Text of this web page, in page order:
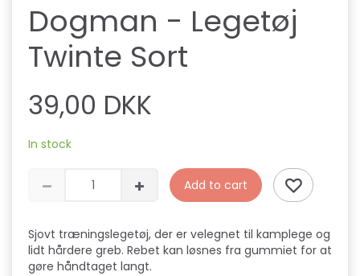
Dogman - Legetøj
Twinte Sort
39,00 DKK
In stock
Add to cart
Sjovt træningslegetøj, der er velegnet til kamplege og
lidt hårdere greb. Rebet kan løsnes fra gummiet for at
gøre håndtaget langt.